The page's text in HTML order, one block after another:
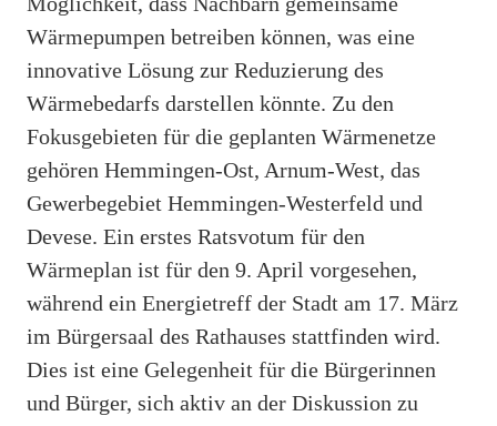
Wärmepumpen betreiben können, was eine
innovative Lösung zur Reduzierung des
Wärmebedarfs darstellen könnte. Zu den
Fokusgebieten für die geplanten Wärmenetze
gehören Hemmingen-Ost, Arnum-West, das
Gewerbegebiet Hemmingen-Westerfeld und
Devese. Ein erstes Ratsvotum für den
Wärmeplan ist für den 9. April vorgesehen,
während ein Energietreff der Stadt am 17. März
im Bürgersaal des Rathauses stattfinden wird.
Dies ist eine Gelegenheit für die Bürgerinnen
und Bürger, sich aktiv an der Diskussion zu